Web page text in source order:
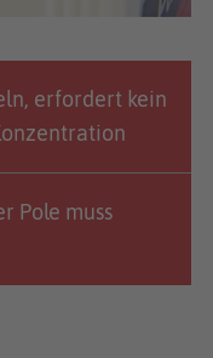
erfordert kein
Pole muss